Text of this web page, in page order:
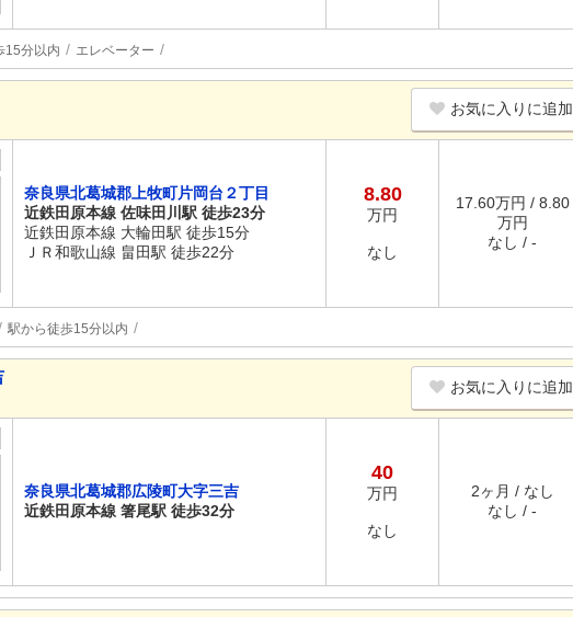
15分以内 エレベーター
お気に入りに追加
奈良県北葛城郡上牧町片岡台２丁目
近鉄田原本線 佐味田川駅 徒歩23分
近鉄田原本線 大輪田駅 徒歩15分
ＪＲ和歌山線 畠田駅 徒歩22分
8.80
万円
なし
17.60万円 / 8.80
万円
なし / -
駅から徒歩15分以内
お気に入りに追加
奈良県北葛城郡広陵町大字三吉
近鉄田原本線 箸尾駅 徒歩32分
40
万円
なし
2ヶ月 / なし
なし / -